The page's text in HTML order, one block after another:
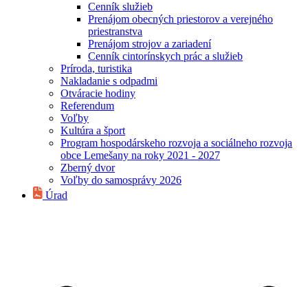
Cenník služieb
Prenájom obecných priestorov a verejného
priestranstva
Prenájom strojov a zariadení
Cenník cintorínskych prác a služieb
Príroda, turistika
Nakladanie s odpadmi
Otváracie hodiny
Referendum
Voľby
Kultúra a šport
Program hospodárskeho rozvoja a sociálneho rozvoja
obce Lemešany na roky 2021 - 2027
Zberný dvor
Voľby do samosprávy 2026
Úrad